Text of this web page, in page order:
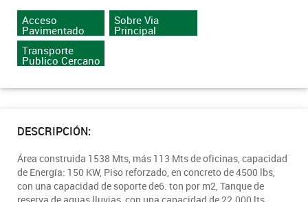
Acceso
Pavimentado
Sobre Via
Principal
Transporte
Publico Cercano
DESCRIPCIÓN:
Área construida 1538 Mts, más 113 Mts de oficinas, capacidad
de Energía: 150 KW, Piso reforzado, en concreto de 4500 lbs,
con una capacidad de soporte de6. ton por m2, Tanque de